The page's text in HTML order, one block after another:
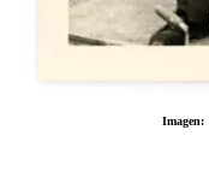
Imagen: